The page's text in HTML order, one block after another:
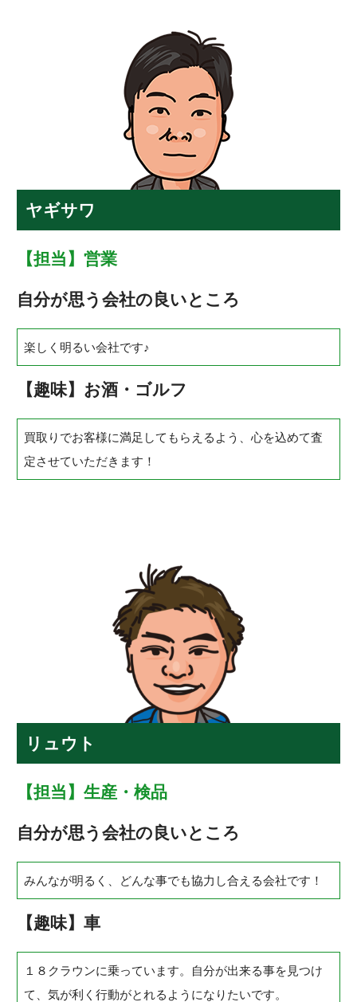
ヤギサワ
【担当】営業
自分が思う会社の良いところ
楽しく明るい会社です♪
【趣味】お酒・ゴルフ
買取りでお客様に満足してもらえるよう、心を込めて査
定させていただきます！
リュウト
【担当】生産・検品
自分が思う会社の良いところ
みんなが明るく、どんな事でも協力し合える会社です！
【趣味】車
１８クラウンに乗っています。自分が出来る事を見つけ
て、気が利く行動がとれるようになりたいです。